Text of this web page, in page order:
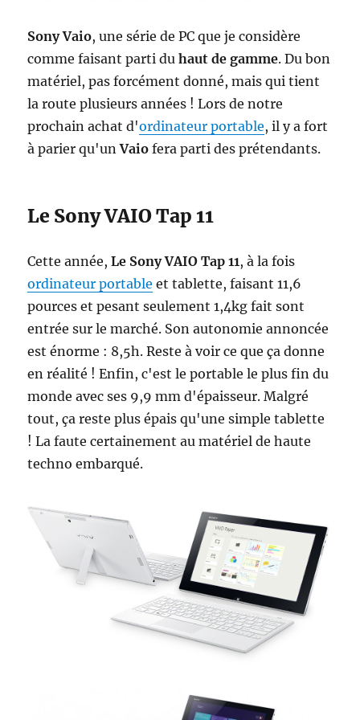
Sony Vaio, une série de PC que je considère
comme faisant parti duhaut de gamme. Du bon
matériel, pas forcément donné, mais qui tient
la route plusieurs années ! Lors de notre
prochain achat d'ordinateur portable, il y a fort
à parier qu'unVaiofera parti des prétendants.
Le Sony VAIO Tap 11
Cette année,Le Sony VAIO Tap 11, à la fois
ordinateur portable et tablette, faisant 11,6
pources et pesant seulement 1,4kg fait sont
entrée sur le marché. Son autonomie annoncée
est énorme : 8,5h. Reste à voir ce que ça donne
en réalité ! Enfin, c'est le portable le plus fin du
monde avec ses 9,9 mm d'épaisseur. Malgré
tout, ça reste plus épais qu'une simple tablette
! La faute certainement au matériel de haute
techno embarqué.